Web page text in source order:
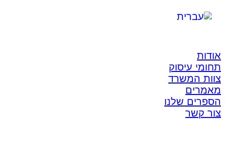
אודות
תחומי עיסוק
צוות המשרד
מאמרים
הספרים שלנו
צור קשר